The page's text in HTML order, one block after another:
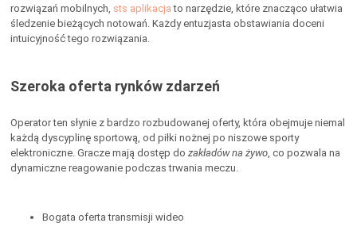
rozwiązań mobilnych, sts aplikacja to narzędzie, które znacząco ułatwia
śledzenie bieżących notowań. Każdy entuzjasta obstawiania doceni
intuicyjność tego rozwiązania.
Szeroka oferta rynków zdarzeń
Operator ten słynie z bardzo rozbudowanej oferty, która obejmuje niemal
każdą dyscyplinę sportową, od piłki nożnej po niszowe sporty
elektroniczne. Gracze mają dostęp do zakładów na żywo, co pozwala na
dynamiczne reagowanie podczas trwania meczu.
Bogata oferta transmisji wideo